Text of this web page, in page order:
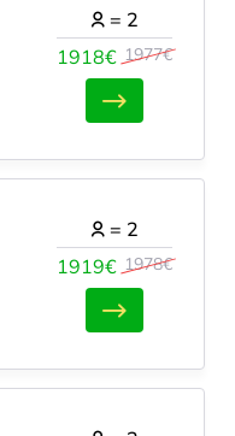
1918€ 1977€
= 2
1919€ 1978€
= 2